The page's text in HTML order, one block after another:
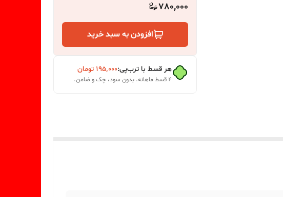
780,000
افزودن به سبد خرید
هر قسط با ترب‌پی:۱۹۵٬۰۰۰ تومان
۴ قسط ماهانه. بدون سود، چک و ضامن.